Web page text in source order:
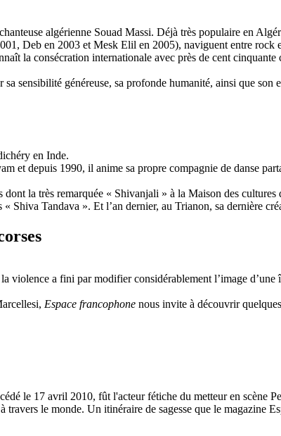
algérienne Souad Massi. Déjà très populaire en
Deb en 2003 et Mesk Elil en 2005), naviguent entre
la consécration internationale avec près de cent
sensibilité généreuse, sa profonde humanité, ainsi que son
en Inde.
et depuis 1990, il anime sa propre compagnie de danse
la très remarquée « Shivanjali » à la Maison des
Shiva Tandava ». Et l’an dernier, au Trianon, sa dernière
violence a fini par modifier considérablement l’image
Espace francophone nous invite à découvrir
le 17 avril 2010, fût l'acteur fétiche du metteur en scène
le monde. Un itinéraire de sagesse que le magazine